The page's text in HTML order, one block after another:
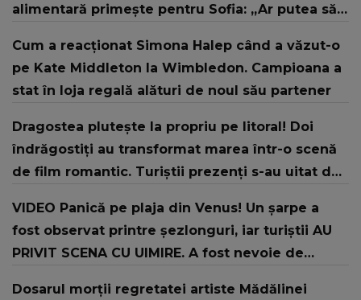
alimentară primește pentru Sofia: „Ar putea să
Cum a reacționat Simona Halep când a văzut-o
pe Kate Middleton la Wimbledon. Campioana a
stat în loja regală alături de noul său partener
Dragostea plutește la propriu pe litoral! Doi
îndrăgostiți au transformat marea într-o scenă
de film romantic. Turiștii prezenți s-au uitat de
VIDEO Panică pe plaja din Venus! Un şarpe a
fost observat printre şezlonguri, iar turiştii AU
PRIVIT SCENA CU UIMIRE. A fost nevoie de
Dosarul morții regretatei artiste Mădălinei